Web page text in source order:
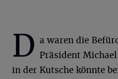
D a waren die
Präsident
in der Kutsche könnte